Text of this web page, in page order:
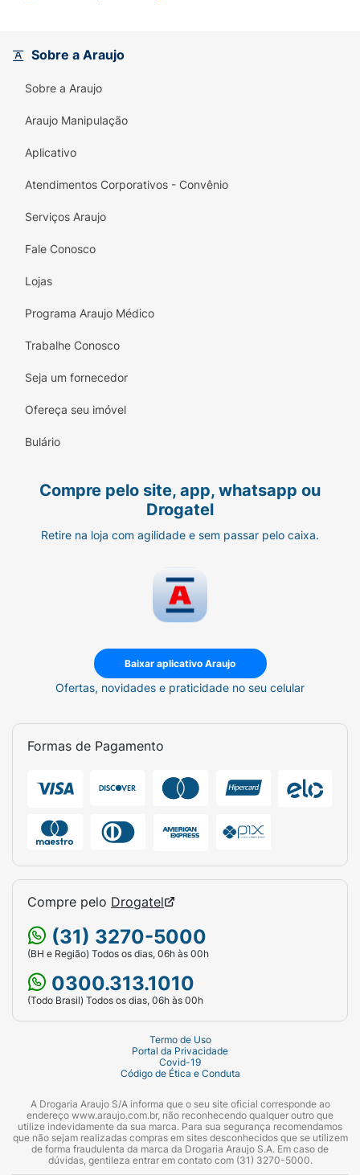
Sobre a Araujo
Sobre a Araujo
Araujo Manipulação
Aplicativo
Atendimentos Corporativos - Convênio
Serviços Araujo
Fale Conosco
Lojas
Programa Araujo Médico
Trabalhe Conosco
Seja um fornecedor
Ofereça seu imóvel
Bulário
Compre pelo site, app, whatsapp ou
Drogatel
Retire na loja com agilidade e sem passar pelo caixa.
Baixar aplicativo Araujo
Ofertas, novidades e praticidade no seu celular
Formas de Pagamento
Compre pelo Drogatel
(31) 3270-5000
(BH e Região) Todos os dias, 06h às 00h
0300.313.1010
(Todo Brasil) Todos os dias, 06h às 00h
Termo de Uso
Portal da Privacidade
Covid-19
Código de Ética e Conduta
A Drogaria Araujo S/A informa que o seu site oficial corresponde ao
endereço www.araujo.com.br, não reconhecendo qualquer outro que
utilize indevidamente da sua marca. Para sua segurança recomendamos
que não sejam realizadas compras em sites desconhecidos que se utilizem
de forma fraudulenta da marca da Drogaria Araujo S.A. Em caso de
dúvidas, gentileza entrar em contato com (31) 3270-5000.